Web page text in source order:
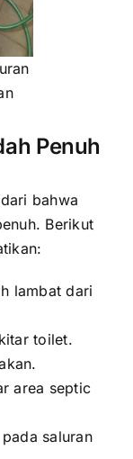
Penuh
bahwa
Berikut
lambat dari
toilet.
area septic
saluran